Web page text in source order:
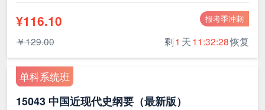
报考季冲刺
¥116.10
￥129.00 剩1 天11:32:27恢复
单科系统班
15043 中国近现代史纲要（最新版）